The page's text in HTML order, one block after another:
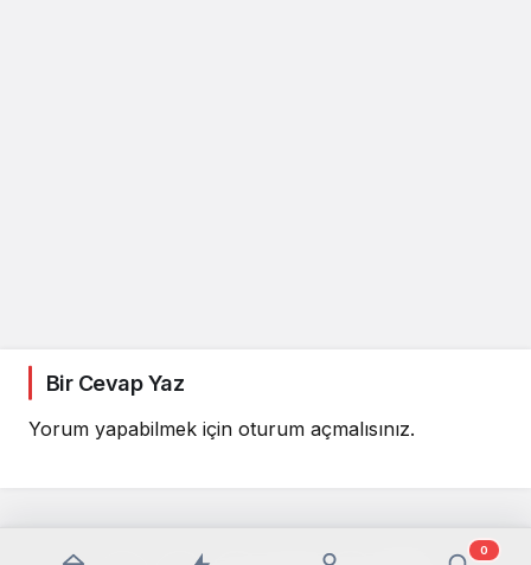
Bir Cevap Yaz
Yorum yapabilmek için oturum açmalısınız.
0